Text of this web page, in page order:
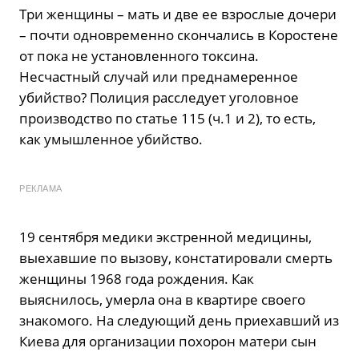
Три женщины – мать и две ее взрослые дочери
– почти одновременно скончались в Коростене
от пока не установленного токсина.
Несчастный случай или преднамеренное
убийство? Полиция расследует уголовное
производство по статье 115 (ч.1 и 2), то есть,
как умышленное убийство.
РЕКЛАМА
19 сентября медики экстренной медицины,
выехавшие по вызову, констатировали смерть
женщины 1968 года рождения. Как
выяснилось, умерла она в квартире своего
знакомого. На следующий день приехавший из
Киева для организации похорон матери сын